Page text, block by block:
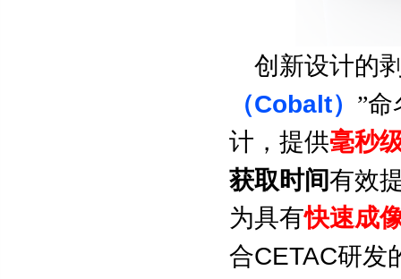
创新设计的
（Cobalt） ”命
计，提供毫秒
获取时间有效
为具有快速成
合CETAC研发